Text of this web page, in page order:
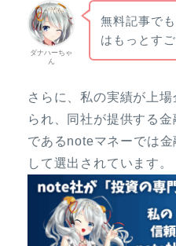
ダナハーちゃ
ん
無料記事で
はもっとすご
さらに、私の実績が上
られ、同社が提供する
であるnoteマネーでは
して選出されています。